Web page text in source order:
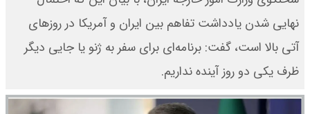
نهایی شدن یادداشت تفاهم بین ایران و آمریکا در روزهای
آتی بالا است، گفت: برنامه‌ای برای سفر به ژنو یا جایی دیگر
ظرف یکی دو روز آینده نداریم.